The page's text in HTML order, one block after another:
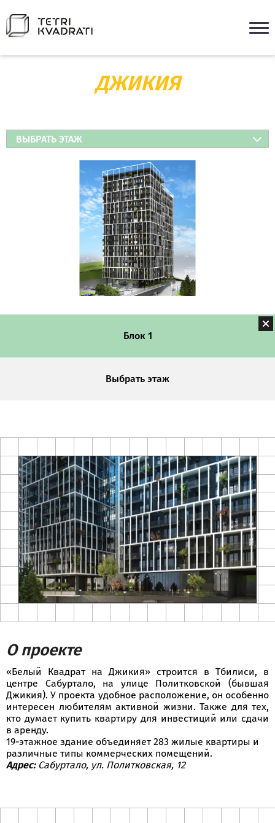
ДЖИКИЯ
ВЫБРАТЬ ЭТАЖ
Блок 1
Выбрать этаж
О проекте
«Белый Квадрат на Джикия» строится в Тбилиси, в
центре Сабуртало, на улице Политковской (бывшая
Джикия). У проекта удобное расположение, он особенно
интересен любителям активной жизни. Также для тех,
кто думает купить квартиру для инвестиций или сдачи
в аренду.
19-этажное здание объединяет 283 жилые квартиры и
различные типы коммерческих помещений.
Адрес:Сабуртало, ул. Политковская, 12